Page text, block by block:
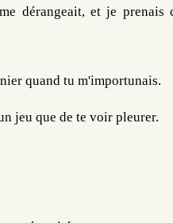
dérangeait, et je prenais
quand tu m'importunais.
jeu que de te voir pleurer.